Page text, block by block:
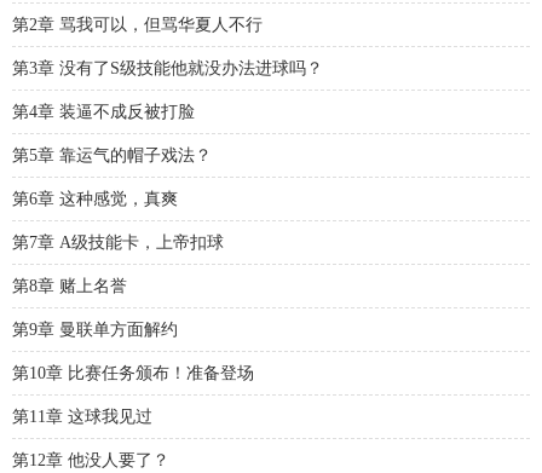
第2章 骂我可以，但骂华夏人不行
第3章 没有了S级技能他就没办法进球吗？
第4章 装逼不成反被打脸
第5章 靠运气的帽子戏法？
第6章 这种感觉，真爽
第7章 A级技能卡，上帝扣球
第8章 赌上名誉
第9章 曼联单方面解约
第10章 比赛任务颁布！准备登场
第11章 这球我见过
第12章 他没人要了？